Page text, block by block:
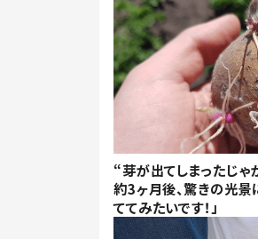
“芽が出てしまったじ
約3ヶ月後、驚きの光景
ててみたいです！」